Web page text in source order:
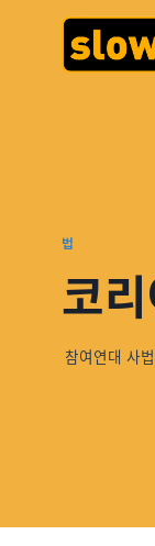
법
코
참여연대 사